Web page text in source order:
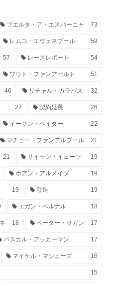
ブエルタ・ア・エスパーニャ 73
レムコ・エヴェネプール 59
57 レースレポート 54
ワウト・ファンアールト 51
46 リチャル・カラパス 32
27 契約延長 26
イーサン・ヘイター 22
マチュー・ファンデルプール 21
21 サイモン・イェーツ 19
ホアン・アルメイダ 19
19 引退 19
エガン・ベルナル 18
18 ペーター・サガン 17
パスカル・アッカーマン 17
マイケル・マシューズ 16
15